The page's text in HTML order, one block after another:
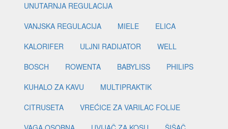
UNUTARNJA REGULACIJA
VANJSKA REGULACIJA
MIELE
ELICA
KALORIFER
ULJNI RADIJATOR
WELL
BOSCH
ROWENTA BABYLISS
PHILIPS
KUHALO ZA KAVU
MULTIPRAKTIK
CITRUSETA
VREĆICE ZA VARILAC FOLIJE